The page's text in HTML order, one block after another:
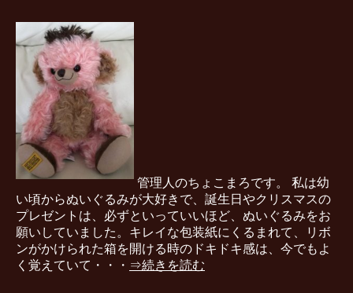
管理人のちょこまろです。 私は幼
い頃からぬいぐるみが大好きで、誕生日やクリスマスの
プレゼントは、必ずといっていいほど、ぬいぐるみをお
願いしていました。キレイな包装紙にくるまれて、リボ
ンがかけられた箱を開ける時のドキドキ感は、今でもよ
く覚えていて・・・ ⇒続きを読む